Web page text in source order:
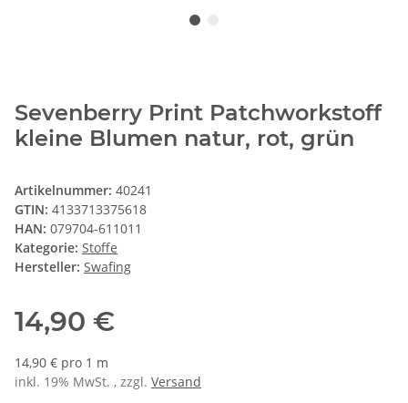
Sevenberry Print Patchworkstoff
kleine Blumen natur, rot, grün
Artikelnummer: 40241
GTIN: 4133713375618
HAN: 079704-611011
Kategorie: Stoffe
Hersteller: Swafing
14,90 €
14,90 € pro 1 m
inkl. 19% MwSt. , zzgl. Versand